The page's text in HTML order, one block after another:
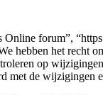
forum”,
hebben het recht
op
met de wijzigingen